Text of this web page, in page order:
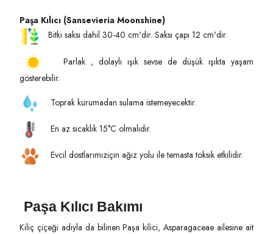
Paşa Kılıcı (Sansevieria Moonshine)
Bitki saksı dahil 30-40 cm'dir. Saksı çapı 12 cm'dir.
Parlak , dolaylı ışık sevse de düşük ışıkta yaşam
gösterebilir.
Toprak kurumadan sulama istemeyecektir.
En az sıcaklık 15°C olmalıdır.
Evcil dostlarımıziçin ağız yolu ile temasta toksik etkilidir.
Paşa Kılıcı Bakımı
Kiliç çiçeği adıyla da bilinen Paşa kilici, Asparagaceae ailesine ait